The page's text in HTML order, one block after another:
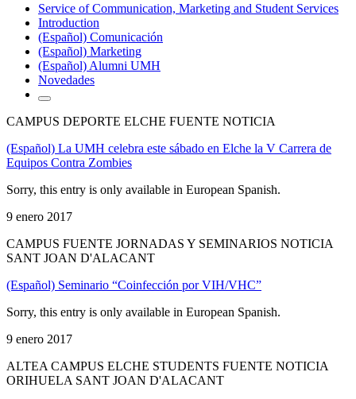
Service of Communication, Marketing and Student Services
Introduction
(Español) Comunicación
(Español) Marketing
(Español) Alumni UMH
Novedades
CAMPUS DEPORTE ELCHE FUENTE NOTICIA
(Español) La UMH celebra este sábado en Elche la V Carrera de
Equipos Contra Zombies
Sorry, this entry is only available in European Spanish.
9 enero 2017
CAMPUS FUENTE JORNADAS Y SEMINARIOS NOTICIA
SANT JOAN D'ALACANT
(Español) Seminario “Coinfección por VIH/VHC”
Sorry, this entry is only available in European Spanish.
9 enero 2017
ALTEA CAMPUS ELCHE STUDENTS FUENTE NOTICIA
ORIHUELA SANT JOAN D'ALACANT